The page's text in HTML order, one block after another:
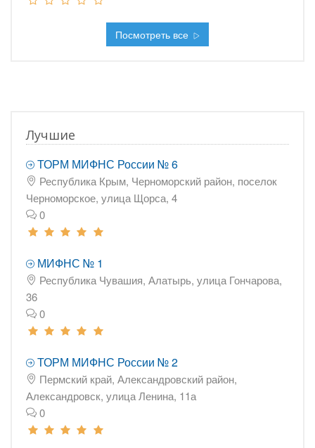
Посмотреть все
Лучшие
ТОРМ МИФНС России № 6
Республика Крым, Черноморский район, поселок
Черноморское, улица Щорса, 4
0
МИФНС № 1
Республика Чувашия, Алатырь, улица Гончарова,
36
0
ТОРМ МИФНС России № 2
Пермский край, Александровский район,
Александровск, улица Ленина, 11а
0